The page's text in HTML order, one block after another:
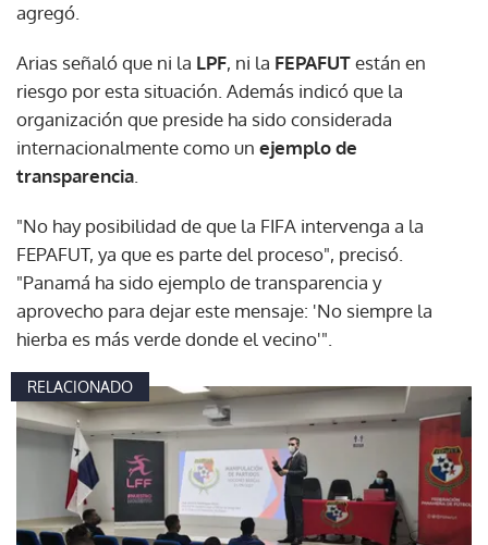
agregó.
Arias señaló que ni la LPF, ni la FEPAFUTestán en
riesgo por esta situación. Además indicó que la
organización que preside ha sido considerada
internacionalmente como un ejemplo de
transparencia
"No hay posibilidad de que la FIFA intervenga a la
FEPAFUT, ya que es parte del proceso", precisó.
"Panamá ha sido ejemplo de transparencia y
aprovecho para dejar este mensaje: 'No siempre la
hierba es más verde donde el vecino'".
RELACIONADO